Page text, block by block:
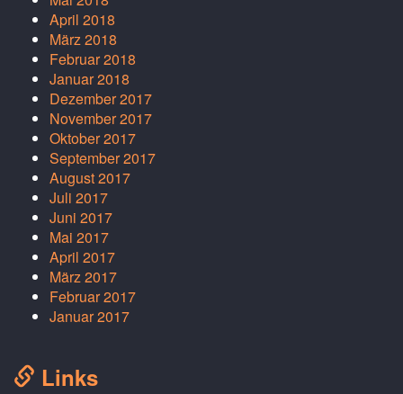
April 2018
März 2018
Februar 2018
Januar 2018
Dezember 2017
November 2017
Oktober 2017
September 2017
August 2017
Juli 2017
Juni 2017
Mai 2017
April 2017
März 2017
Februar 2017
Januar 2017
Links